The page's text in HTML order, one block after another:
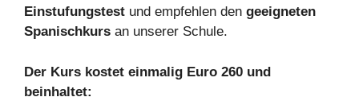
Einstufungstest und empfehlen den geeigneten
Spanischkurs an unserer Schule.
Der Kurs kostet einmalig Euro 260 und
beinhaltet: